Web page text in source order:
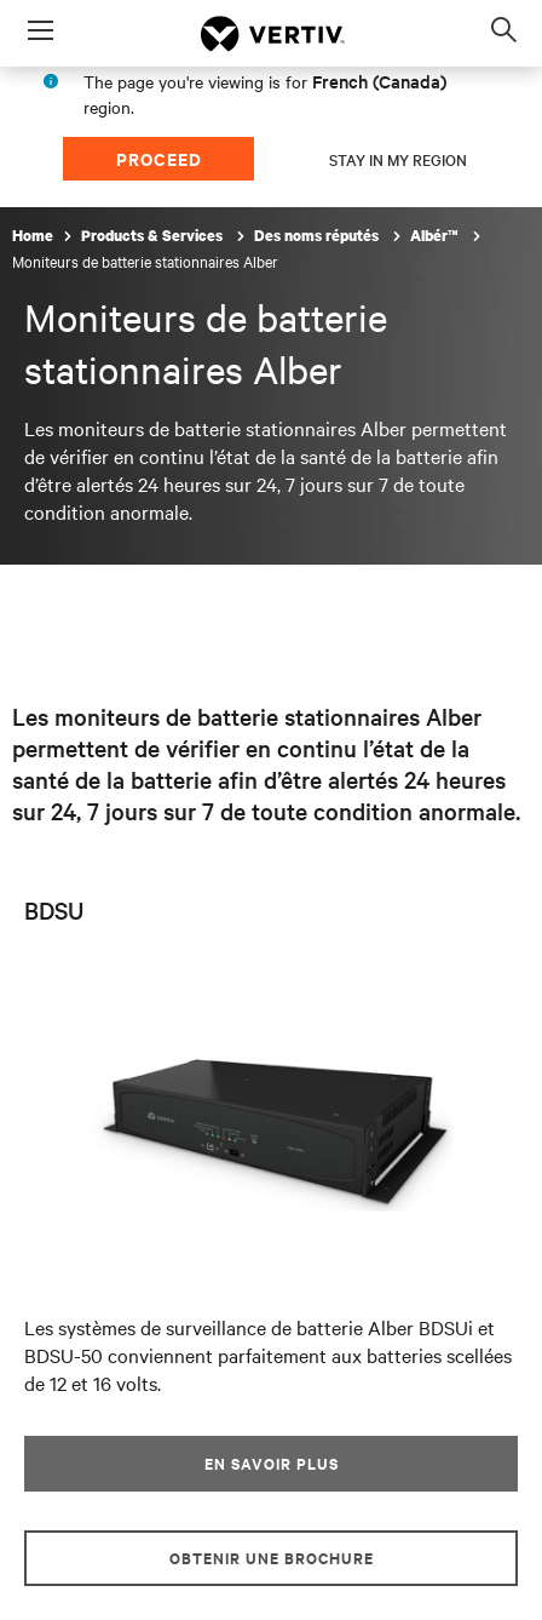
Menu
The page you're viewing is for French (Canada)
region.
PROCEED STAY IN MY REGION
Home Products & Services Des noms réputés Albér™
Moniteurs de batterie stationnaires Alber
Moniteurs de batterie
stationnaires Alber
Les moniteurs de batterie stationnaires Alber permettent
de vérifier en continu l’état de la santé de la batterie afin
d’être alertés 24 heures sur 24, 7 jours sur 7 de toute
condition anormale.
Les moniteurs de batterie stationnaires Alber
permettent de vérifier en continu l’état de la
santé de la batterie afin d’être alertés 24 heures
sur 24, 7 jours sur 7 de toute condition anormale.
BDSU
Les systèmes de surveillance de batterie Alber BDSUi et
BDSU-50 conviennent parfaitement aux batteries scellées
de 12 et 16 volts.
EN SAVOIR PLUS
OBTENIR UNE BROCHURE